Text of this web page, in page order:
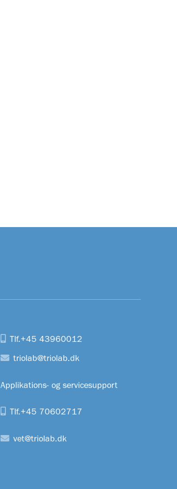
Tlf.+45 43960012
triolab@triolab.dk
Applikations- og servicesupport
Tlf.+45 70602717
vet@triolab.dk